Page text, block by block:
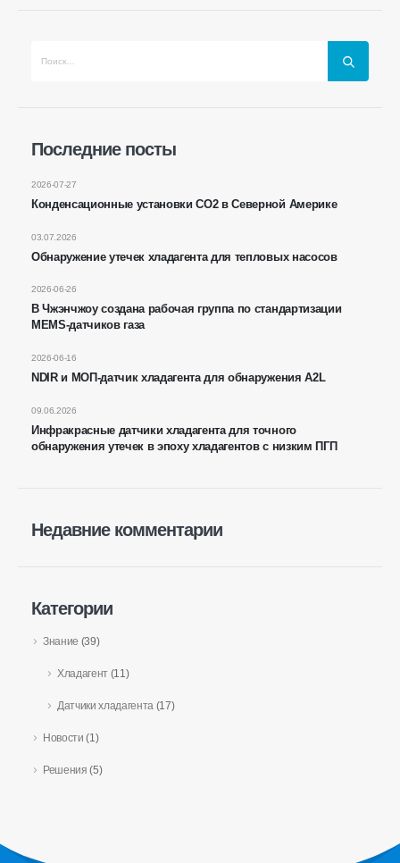
Последние посты
Конденсационные установки CO2 в Северной Америке
2026-07-27
Обнаружение утечек хладагента для тепловых насосов
03.07.2026
В Чжэнчжоу создана рабочая группа по стандартизации
MEMS-датчиков газа
2026-06-26
NDIR и МОП-датчик хладагента для обнаружения A2L
2026-06-16
Инфракрасные датчики хладагента для точного
обнаружения утечек в эпоху хладагентов с низким ПГП
09.06.2026
Недавние комментарии
Категории
Знание (39)
Хладагент(11)
Датчики хладагента (17)
Новости (1)
Решения (5)
Электронная почта cece@winsensor.com
WeChat: 18569903598
Горячие продукты
Наше решение
Обнаружение утечки хладагента
Мониторинг системы охлаждения